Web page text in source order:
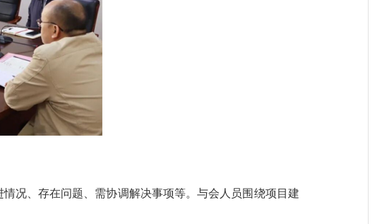
、存在问题、需协调解决事项等。与会人员围绕项目建